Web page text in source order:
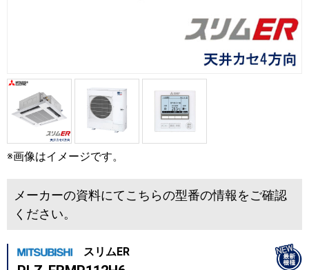
※画像はイメージです。
メーカーの資料にてこちらの型番の情報をご確認
ください。
スリムER